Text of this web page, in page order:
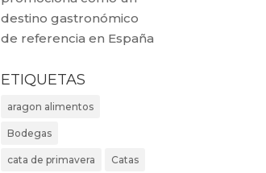
destino gastronómico
de referencia en España
ETIQUETAS
aragon alimentos
Bodegas
cata de primavera Catas